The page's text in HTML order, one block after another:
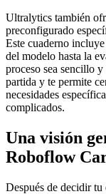
Ultralytics también
preconfigurado
Este cuaderno
del modelo hasta la
proceso sea sencillo
partida y te permite
necesidades
complicados.
Una visión
Roboflow
Después de decidir tu